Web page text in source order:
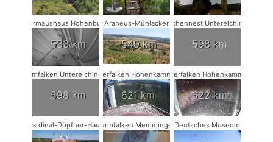
Fledermaushaus Hohenburg #2
533 km
Araneus-Mühlacker
540 km
Storchennest Unterelchingen
598 km
Turmfalken Unterelchingen
598 km
Wanderfalken Hohenkammer #2
621 km
Wanderfalken Hohenkammer #1
622 km
Kardinal-Döpfner-HausTurmfalken MemmingenDeutsches Museum